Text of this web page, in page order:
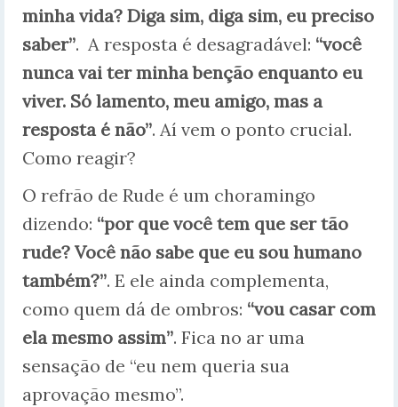
minha vida? Diga sim, diga sim, eu preciso
saber”. A resposta é desagradável: “você
nunca vai ter minha benção enquanto eu
viver. Só lamento, meu amigo, mas a
resposta é não”. Aí vem o ponto crucial.
Como reagir?
O refrão de Rude é um choramingo
dizendo: “por que você tem que ser tão
rude? Você não sabe que eu sou humano
também?”. E ele ainda complementa,
como quem dá de ombros: “vou casar com
ela mesmo assim”. Fica no ar uma
sensação de “eu nem queria sua
aprovação mesmo”.